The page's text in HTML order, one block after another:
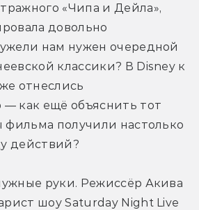
«Чипа и Дейла»,
довольно
нам нужен очередной
классики? В Disney к
отнеслись
— как ещё объяснить тот
фильма получили настолько
действий?
руки. Режиссёр Акива
шоу Saturday Night Live